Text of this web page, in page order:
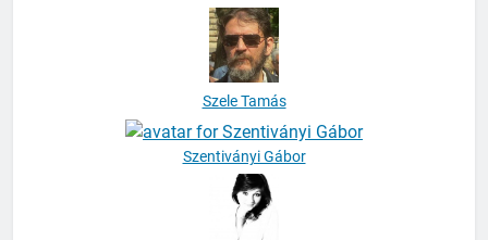
Szele Tamás
Szentiványi Gábor